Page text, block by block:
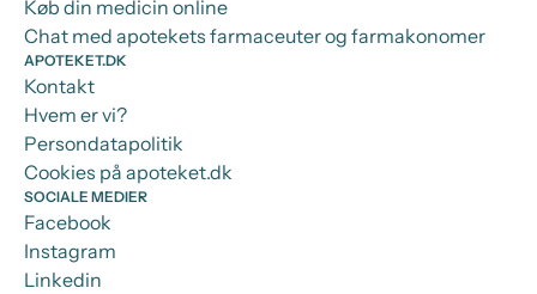
Køb din medicin online
Chat med apotekets farmaceuter og farmakonomer
APOTEKET.DK
Kontakt
Hvem er vi?
Persondatapolitik
Cookies på apoteket.dk
SOCIALE MEDIER
Facebook
Instagram
Linkedin